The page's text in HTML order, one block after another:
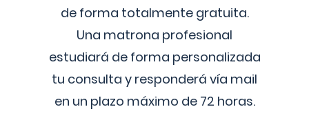
de forma totalmente gratuita.
Una matrona profesional
estudiará de forma personalizada
tu consulta y responderá vía mail
en un plazo máximo de 72 horas.